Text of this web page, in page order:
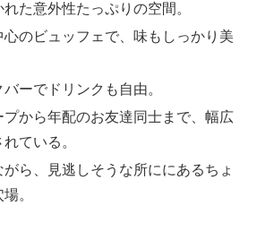
た意外性たっぷりの空間。
のビュッフェで、味もしっかり美
ーでドリンクも自由。
プから年配のお友達同士まで、幅広
ている。
ら、見逃しそうな所ににあるちょ
。